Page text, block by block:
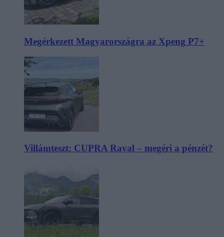
Megérkezett Magyarországra az Xpeng P7+
Villámteszt: CUPRA Raval – megéri a pénzét?